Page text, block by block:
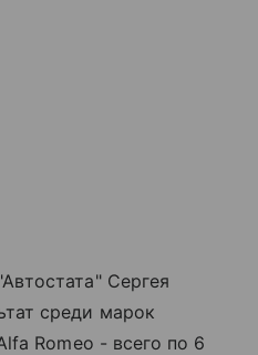
Сергея
среди марок
Romeo - всего по 6